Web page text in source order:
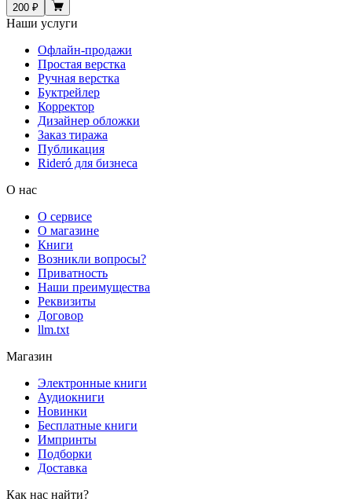
200 ₽
Наши услуги
Офлайн-продажи
Простая верстка
Ручная верстка
Буктрейлер
Корректор
Дизайнер обложки
Заказ тиража
Публикация
Rideró для бизнеса
О нас
О сервисе
О магазине
Книги
Возникли вопросы?
Приватность
Наши преимущества
Реквизиты
Договор
llm.txt
Магазин
Электронные книги
Аудиокниги
Новинки
Бесплатные книги
Импринты
Подборки
Доставка
Как нас найти?